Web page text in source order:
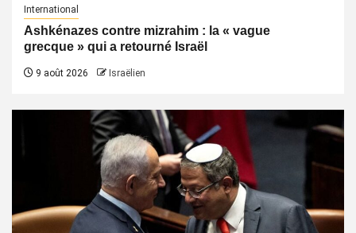
International
Ashkénazes contre mizrahim : la « vague
grecque » qui a retourné Israël
9 août 2026 Israëlien